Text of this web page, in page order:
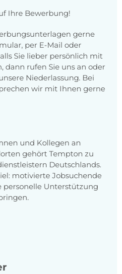
Ihre Bewerbung!
gerne
per E-Mail oder
Sie lieber persönlich mit
dann rufen Sie uns an oder
Niederlassung. Bei
wir mit Ihnen gerne
und Kollegen an
gehört Tempton zu
Deutschlands.
motivierte Jobsuchende
Unterstützung